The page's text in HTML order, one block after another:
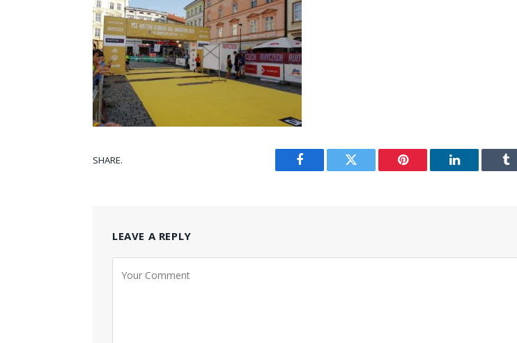
SHARE.
Facebook Twitter Pinterest LinkedIn
LEAVE A REPLY